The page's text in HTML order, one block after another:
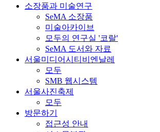
소장품과 미술연구
SeMA 소장품
미술아카이브
모두의 연구실 '코랄'
SeMA 도서와 자료
서울미디어시티비엔날레
모두
SMB 웹시스템
서울사진축제
모두
방문하기
접근성 안내